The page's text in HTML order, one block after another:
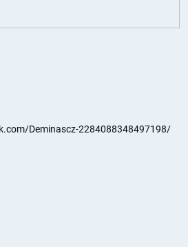
Deminascz-2284088348497198/